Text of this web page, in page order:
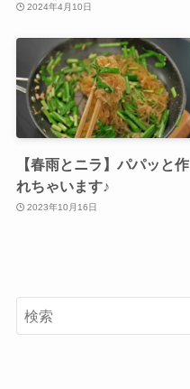
2024年4月10日
【春雨とニラ】パパッと作
れちゃいます♪
2023年10月16日